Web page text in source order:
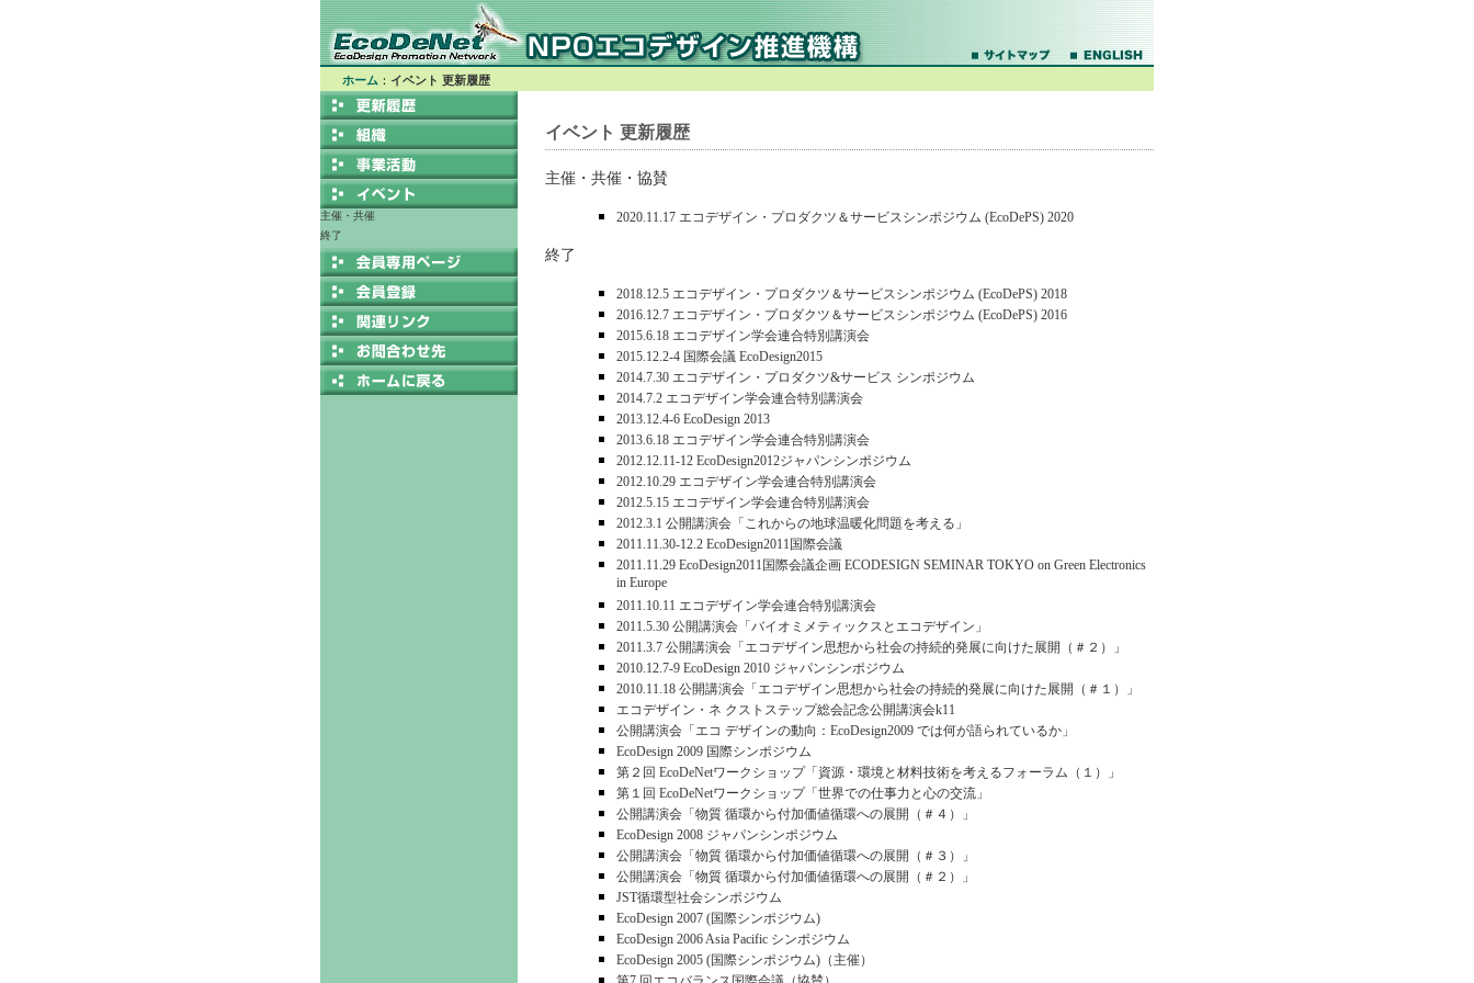
ホーム ： イベント 更新履歴
イベント 更新履歴
主催・共催・協賛
2020.11.17 エコデザイン・プロダクツ＆サービスシンポジウム (EcoDePS) 2020
終了
2018.12.5 エコデザイン・プロダクツ＆サービスシンポジウム (EcoDePS) 2018
2016.12.7 エコデザイン・プロダクツ＆サービスシンポジウム (EcoDePS) 2016
2015.6.18 エコデザイン学会連合特別講演会
2015.12.2-4 国際会議 EcoDesign2015
2014.7.30 エコデザイン・プロダクツ&サービス シンポジウム
2014.7.2 エコデザイン学会連合特別講演会
2013.12.4-6 EcoDesign 2013
2013.6.18 エコデザイン学会連合特別講演会
2012.12.11-12 EcoDesign2012ジャパンシンポジウム
2012.10.29 エコデザイン学会連合特別講演会
2012.5.15 エコデザイン学会連合特別講演会
2012.3.1 公開講演会「これからの地球温暖化問題を考える」
2011.11.30-12.2 EcoDesign2011国際会議
2011.11.29 EcoDesign2011国際会議企画 ECODESIGN SEMINAR TOKYO on Green Electronics
in Europe
2011.10.11 エコデザイン学会連合特別講演会
2011.5.30 公開講演会「バイオミメティックスとエコデザイン」
2011.3.7 公開講演会「エコデザイン思想から社会の持続的発展に向けた展開（＃２）」
2010.12.7-9 EcoDesign 2010 ジャパンシンポジウム
2010.11.18 公開講演会「エコデザイン思想から社会の持続的発展に向けた展開（＃１）」
エコデザイン・ネ クストステップ総会記念公開講演会k11
公開講演会「エコ デザインの動向：EcoDesign2009 では何が語られているか」
EcoDesign 2009 国際シンポジウム
第２回 EcoDeNetワークショップ「資源・環境と材料技術を考えるフォーラム（１）」
第１回 EcoDeNetワークショップ「世界での仕事力と心の交流」
公開講演会「物質 循環から付加価値循環への展開（＃４）」
EcoDesign 2008 ジャパンシンポジウム
公開講演会「物質 循環から付加価値循環への展開（＃３）」
公開講演会「物質 循環から付加価値循環への展開（＃２）」
JST循環型社会シンポジウム
EcoDesign 2007 (国際シンポジウム)
EcoDesign 2006 Asia Pacific シンポジウム
EcoDesign 2005 (国際シンポジウム)（主催）